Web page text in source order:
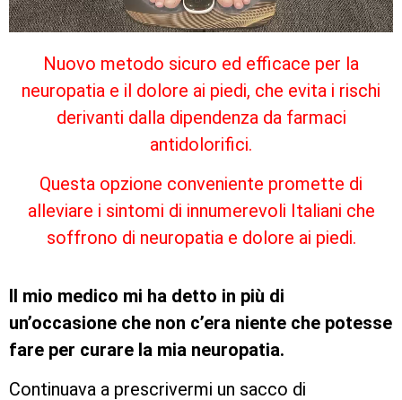
Nuovo metodo sicuro ed efficace per la
neuropatia e il dolore ai piedi, che evita i rischi
derivanti dalla dipendenza da farmaci
antidolorifici.
Questa opzione conveniente promette di
alleviare i sintomi di innumerevoli Italiani che
soffrono di neuropatia e dolore ai piedi.
Il mio medico mi ha detto in più di
un’occasione che non c’era niente che potesse
fare per curare la mia neuropatia.
Continuava a prescrivermi un sacco di